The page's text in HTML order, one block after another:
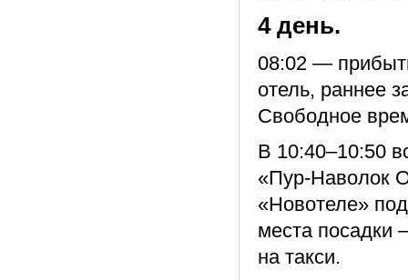
4 день.
08:02 —
отель, раннее
Свободное
В 10:40–10:50
«Пур-Наволок
«Новотеле»
места посадки
на такси.